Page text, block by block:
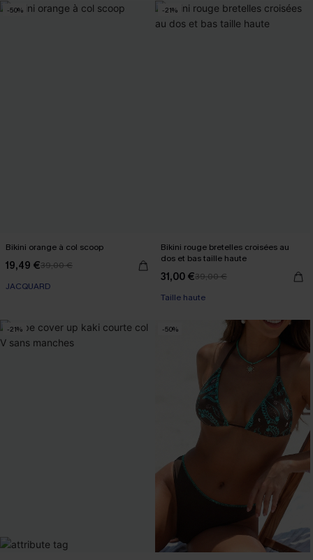
-50%
Bikini orange à col scoop
19,49 €39,00 €
JACQUARD
-21%
Bikini rouge bretelles croisées au
dos et bas taille haute
31,00 €39,00 €
Taille haute
-21% -50%